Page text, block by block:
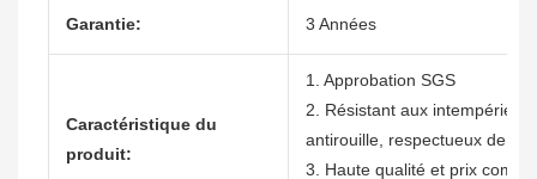
Garantie: 3 Années
Caractéristique du
produit:
1. Approbation SGS
2. Résistant aux intempéries,
antirouille, respectueux de
3. Haute qualité et prix